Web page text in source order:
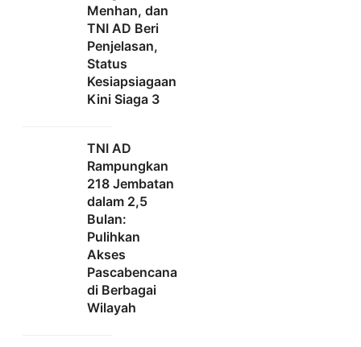
Menhan, dan
TNI AD Beri
Penjelasan,
Status
Kesiapsiagaan
Kini Siaga 3
TNI AD
Rampungkan
218 Jembatan
dalam 2,5
Bulan:
Pulihkan
Akses
Pascabencana
di Berbagai
Wilayah